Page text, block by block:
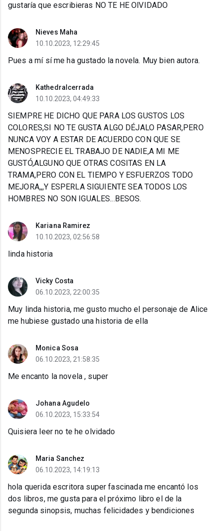
gustaría que escribieras NO TE HE OlVIDADO
Nieves Maha
10.10.2023, 12:29:45
Pues a mí sí me ha gustado la novela. Muy bien autora.
Kathedralcerrada
10.10.2023, 04:49:33
SIEMPRE HE DICHO QUE PARA LOS GUSTOS LOS
COLORES,SI NO TE GUSTA ALGO DÉJALO PASAR,PERO
NUNCA VOY A ESTAR DE ACUERDO CON QUE SE
MENOSPRECIE EL TRABAJO DE NADIE,A MI ME
GUSTÓ,ALGUNO QUE OTRAS COSITAS EN LA
TRAMA,PERO CON EL TIEMPO Y ESFUERZOS TODO
MEJORA,,,Y ESPERLA SIGUIENTE SEA TODOS LOS
HOMBRES NO SON IGUALES...BESOS.
Kariana Ramirez
10.10.2023, 02:56:58
linda historia
Vicky Costa
06.10.2023, 22:00:35
Muy linda historia, me gusto mucho el personaje de Alice
me hubiese gustado una historia de ella
Monica Sosa
06.10.2023, 21:58:35
Me encanto la novela , super
Johana Agudelo
06.10.2023, 15:33:54
Quisiera leer no te he olvidado
Maria Sanchez
06.10.2023, 14:19:13
hola querida escritora super fascinada me encantó los
dos libros, me gusta para el próximo libro el de la
segunda sinopsis, muchas felicidades y bendiciones